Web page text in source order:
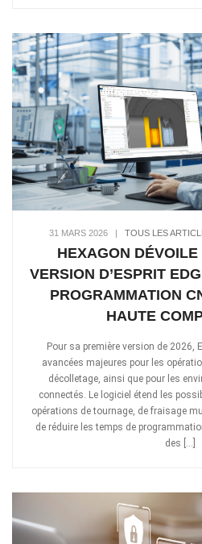
31 MARS 2026 | TOUS LES
HEXAGON
VERSION D’ESPRIT
PROGRAMMATION
HAUTE
Pour sa première version de 2026,
avancées majeures pour les
décolletage, ainsi que pour les
connectés. Le logiciel étend les
opérations de tournage, de fraisage
de réduire les temps de
des […]